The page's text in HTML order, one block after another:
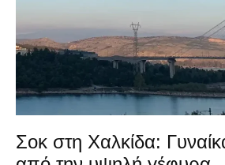
Σοκ στη Χαλκίδα: